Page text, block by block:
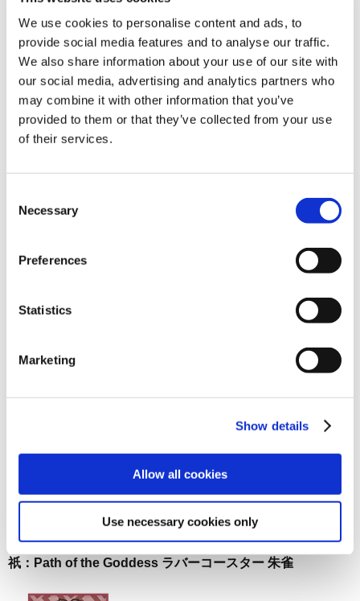
We use cookies to personalise content and ads, to
provide social media features and to analyse our traffic.
We also share information about your use of our site with
our social media, advertising and analytics partners who
may combine it with other information that you’ve
provided to them or that they’ve collected from your use
of their services.
Selection
Necessary
Preferences
Statistics
Marketing
Show details
Allow all cookies
Use necessary cookies only
1,100円(税込)
在庫：○ |55ポイント
お届け開始日： 2025/01/30 ～
在庫：△ |55ポイント
祇：Path of the Goddess ラバーコースター 玄武
在庫：○ |55ポイント
お届け開始日： 2025/01/30 ～
祇：Path of the Goddess ラバーコースター 朱雀